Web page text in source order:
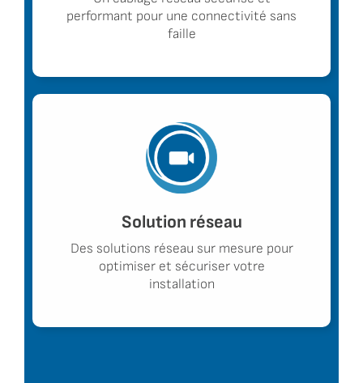
performant pour une connectivité sans
faille
Solution réseau
Des solutions réseau sur mesure pour
optimiser et sécuriser votre
installation